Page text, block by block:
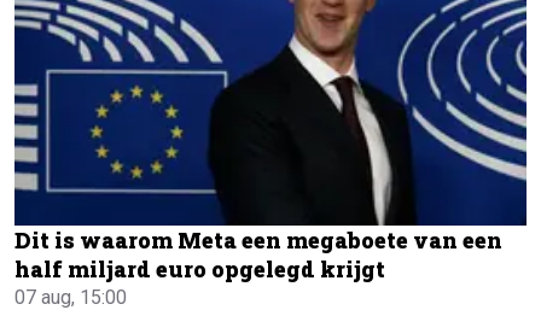
Dit is waarom Meta een megaboete van een
half miljard euro opgelegd krijgt
07 aug, 15:00